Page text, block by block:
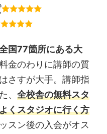
国77箇所にある大
金のわりに講師の質
さすが大手。講師指
、 全校舎の無料スタ
くスタジオに行く方
スン後の入会がオス